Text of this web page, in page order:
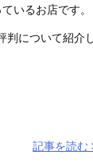
いるお店です。
について紹介
記事を読む